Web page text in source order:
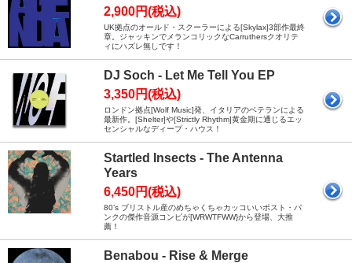
2,900円(税込)
UK拠点のオールド・スクーラーによる[Skylax]3部作最終
章。ジャッキンでメランコリックなCarruthersクオリテ
ィにハズレ無しです！
DJ Soch - Let Me Tell You EP
3,350円(税込)
ロンドン拠点[Wolf Music]発、イタリアのベテランによる
最新作。[Shelter]や[Strictly Rhythm]黄金期に通じるエッ
センシャルなディープ・ハウス！
Startled Insects - The Antenna
Years
6,450円(税込)
80’s ブリストル産のめちゃくちゃカッコいいポスト・パ
ンクの傑作音源コンピが[WRWTFWW}から登場、大推
薦！
Benabou - Rise & Merge